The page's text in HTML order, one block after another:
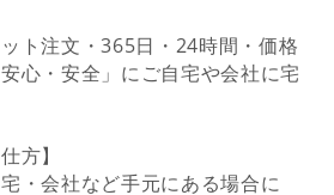
ト注文・365日・24時間・価格
心・安全」にご自宅や会社に宅
方】
・会社など手元にある場合に